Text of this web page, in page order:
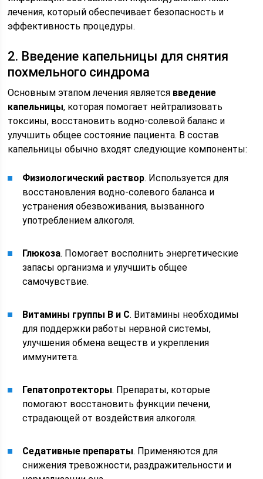
лечения, который обеспечивает безопасность и
эффективность процедуры.
2. Введение капельницы для снятия
похмельного синдрома
Основным этапом лечения является введение
капельницы, которая помогает нейтрализовать
токсины, восстановить водно-солевой баланс и
улучшить общее состояние пациента. В состав
капельницы обычно входят следующие компоненты:
Физиологический раствор. Используется для
восстановления водно-солевого баланса и
устранения обезвоживания, вызванного
употреблением алкоголя.
Глюкоза. Помогает восполнить энергетические
запасы организма и улучшить общее
самочувствие.
Витамины группы B и C. Витамины необходимы
для поддержки работы нервной системы,
улучшения обмена веществ и укрепления
иммунитета.
Гепатопротекторы. Препараты, которые
помогают восстановить функции печени,
страдающей от воздействия алкоголя.
Седативные препараты. Применяются для
снижения тревожности, раздражительности и